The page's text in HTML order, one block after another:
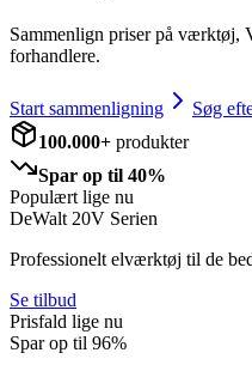
Sammenlign priser på værktøj,
forhandlere.
Start sammenligning
Søg
100.000+ produkter
Spar op til 40%
Populært lige nu
DeWalt 20V Serien
Professionelt elværktøj til de
Se tilbud
Prisfald lige nu
Spar op til 96%